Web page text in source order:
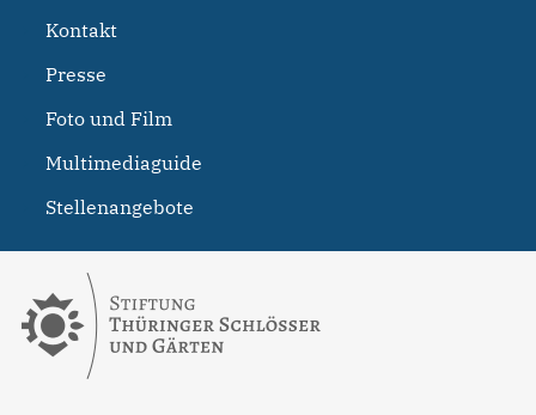
Kontakt
Presse
Foto und Film
Multimediaguide
Stellenangebote